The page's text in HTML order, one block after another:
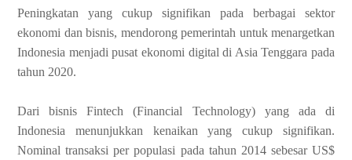
Peningkatan yang cukup signifikan pada berbagai sektor
ekonomi dan bisnis, mendorong pemerintah untuk menargetkan
Indonesia menjadi pusat ekonomi digital di Asia Tenggara pada
tahun 2020.
Dari bisnis Fintech (Financial Technology) yang ada di
Indonesia menunjukkan kenaikan yang cukup signifikan.
Nominal transaksi per populasi pada tahun 2014 sebesar US$